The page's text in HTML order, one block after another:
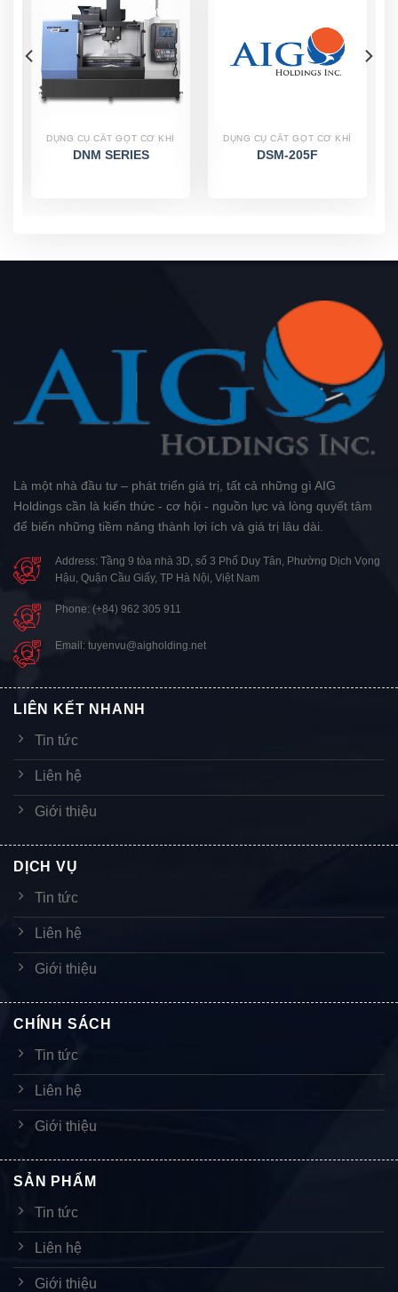
DỤNG CỤ CẮT GỌT CƠ KHÍ
DNM SERIES
DỤNG CỤ CẮT GỌT CƠ KHÍ
DSM-205F
Là một nhà đầu tư – phát triển giá trị, tất cả những gì AIG
Holdings cần là kiến thức - cơ hội - nguồn lực và lòng quyết tâm
để biến những tiềm năng thành lợi ích và giá trị lâu dài.
Address: Tầng 9 tòa nhà 3D, số 3 Phố Duy Tân, Phường Dịch Vọng
Hậu, Quận Cầu Giấy, TP Hà Nội, Việt Nam
Phone: (+84) 962 305 911
Email: tuyenvu@aigholding.net
LIÊN KẾT NHANH
Tin tức
Liên hệ
Giới thiệu
DỊCH VỤ
Tin tức
Liên hệ
Giới thiệu
CHÍNH SÁCH
Tin tức
Liên hệ
Giới thiệu
SẢN PHẨM
Tin tức
Liên hệ
Giới thiệu